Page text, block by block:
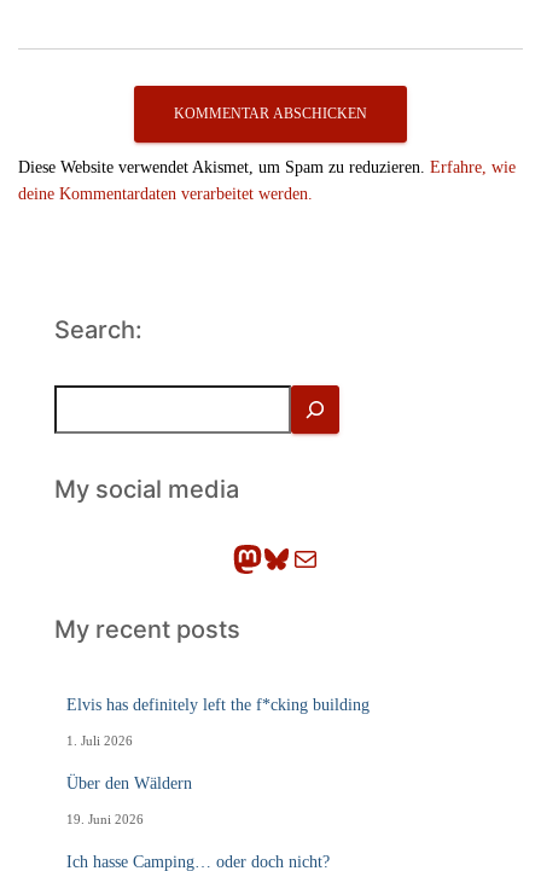
Diese Website verwendet Akismet, um Spam zu reduzieren. Erfahre, wie
deine Kommentardaten verarbeitet werden.
Search:
h
eMy social media
Mastodon Bluesky E-Mail
My recent posts
Elvis has definitely left the f*cking building
1. Juli 2026
Über den Wäldern
19. Juni 2026
Ich hasse Camping… oder doch nicht?